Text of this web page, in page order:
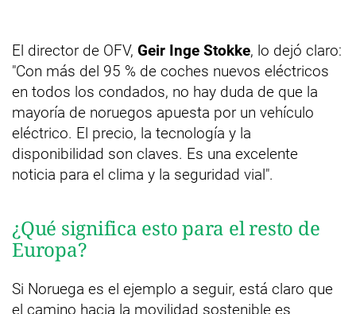
El director de OFV, Geir Inge Stokke, lo dejó claro:
"Con más del 95 % de coches nuevos eléctricos
en todos los condados, no hay duda de que la
mayoría de noruegos apuesta por un vehículo
eléctrico. El precio, la tecnología y la
disponibilidad son claves. Es una excelente
noticia para el clima y la seguridad vial".
¿Qué significa esto para el resto de
Europa?
Si Noruega es el ejemplo a seguir, está claro que
el camino hacia la movilidad sostenible es